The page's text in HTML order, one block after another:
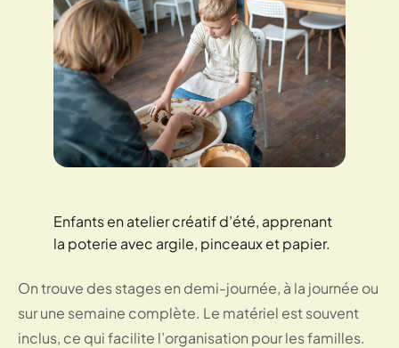
Enfants en atelier créatif d’été, apprenant
la poterie avec argile, pinceaux et papier.
On trouve des stages en demi-journée, à la journée ou
sur une semaine complète. Le matériel est souvent
inclus, ce qui facilite l’organisation pour les familles.